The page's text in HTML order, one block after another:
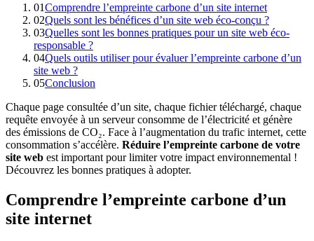
01Comprendre l’empreinte carbone d’un site internet
02Quels sont les bénéfices d’un site web éco-conçu ?
03Quelles sont les bonnes pratiques pour un site web éco-
responsable ?
04Quels outils utiliser pour évaluer l’empreinte carbone d’un
site web ?
05Conclusion
Chaque page consultée d’un site, chaque fichier téléchargé, chaque
requête envoyée à un serveur consomme de l’électricité et génère
des émissions de CO₂. Face à l’augmentation du trafic internet, cette
consommation s’accélère. Réduire l’empreinte carbone de votre
site web est important pour limiter votre impact environnemental !
Découvrez les bonnes pratiques à adopter.
Comprendre l’empreinte carbone d’un
site internet